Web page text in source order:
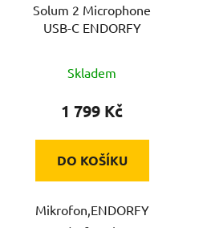
Solum 2 Microphone
USB-C ENDORFY
Skladem
1 799 Kč
DO KOŠÍKU
Mikrofon,ENDORFY